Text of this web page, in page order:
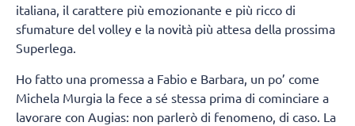
italiana, il carattere più emozionante e più ricco di
sfumature del volley e la novità più attesa della prossima
Superlega.
Ho fatto una promessa a Fabio e Barbara, un po’ come
Michela Murgia la fece a sé stessa prima di cominciare a
lavorare con Augias: non parlerò di fenomeno, di caso. La